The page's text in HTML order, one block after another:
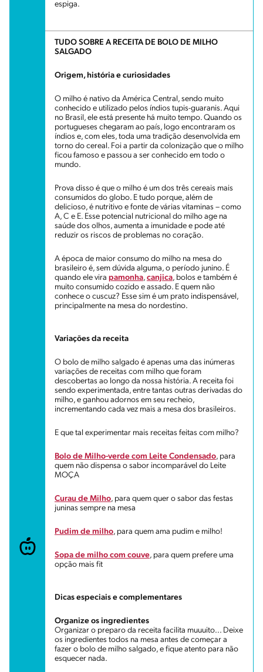
espiga.
TUDO SOBRE A RECEITA DE BOLO DE MILHO
SALGADO
Origem, história e curiosidades
O milho é nativo da América Central, sendo muito
conhecido e utilizado pelos índios tupis-guaranis. Aqui
no Brasil, ele está presente há muito tempo. Quando os
portugueses chegaram ao país, logo encontraram os
índios e, com eles, toda uma tradição desenvolvida em
torno do cereal. Foi a partir da colonização que o milho
ficou famoso e passou a ser conhecido em todo o
mundo.
Prova disso é que o milho é um dos três cereais mais
consumidos do globo. E tudo porque, além de
delicioso, é nutritivo e fonte de várias vitaminas – como
A, C e E. Esse potencial nutricional do milho age na
saúde dos olhos, aumenta a imunidade e pode até
reduzir os riscos de problemas no coração.
A época de maior consumo do milho na mesa do
brasileiro é, sem dúvida alguma, o período junino. É
quando ele vira pamonha, canjica, bolos e também é
muito consumido cozido e assado. E quem não
conhece o cuscuz? Esse sim é um prato indispensável,
principalmente na mesa do nordestino.
Variações da receita
O bolo de milho salgado é apenas uma das inúmeras
variações de receitas com milho que foram
descobertas ao longo da nossa história. A receita foi
sendo experimentada, entre tantas outras derivadas do
milho, e ganhou adornos em seu recheio,
incrementando cada vez mais a mesa dos brasileiros.
E que tal experimentar mais receitas feitas com milho?
Bolo de Milho-verde com Leite Condensado, para
quem não dispensa o sabor incomparável do Leite
MOÇA
Curau de Milho, para quem quer o sabor das festas
juninas sempre na mesa
Pudim de milho, para quem ama pudim e milho!
Sopa de milho com couve, para quem prefere uma
opção mais fit
Dicas especiais e complementares
Organize os ingredientes
Organizar o preparo da receita facilita muuuito... Deixe
os ingredientes todos na mesa antes de começar a
fazer o bolo de milho salgado, e fique atento para não
esquecer nada.